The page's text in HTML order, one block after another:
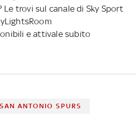
Le trovi sul canale di Sky Sport
e attivale subito
SAN ANTONIO SPURS